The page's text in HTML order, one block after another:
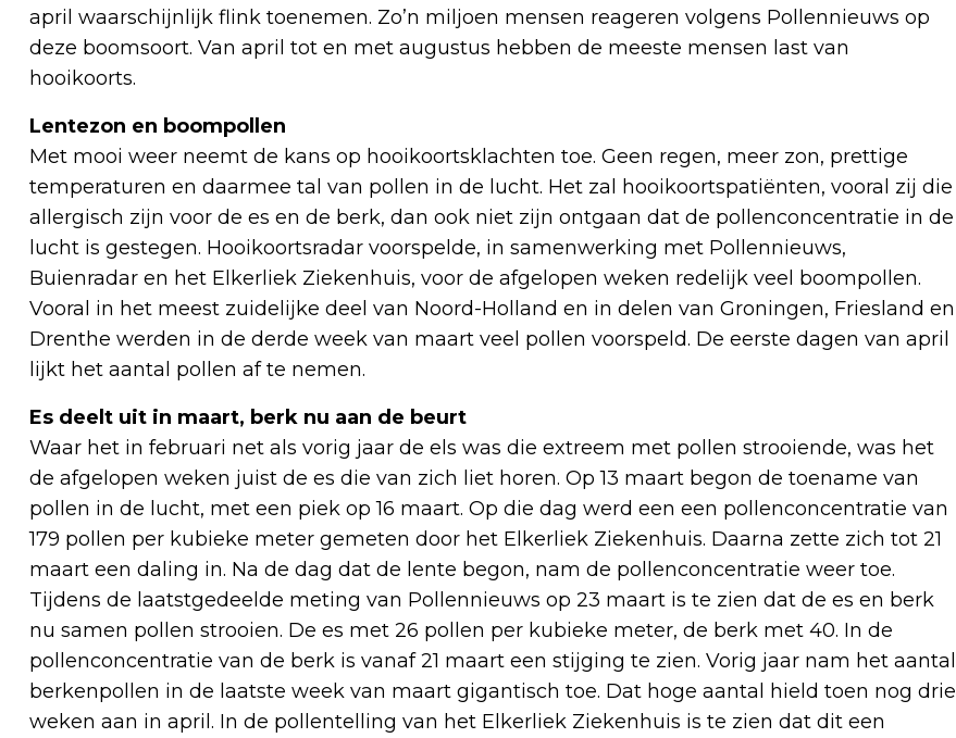
april waarschijnlijk flink toenemen. Zo’n miljoen mensen reageren volgens Pollennieuws op
deze boomsoort. Van april tot en met augustus hebben de meeste mensen last van
hooikoorts.
Lentezon en boompollen
Met mooi weer neemt de kans op hooikoortsklachten toe. Geen regen, meer zon, prettige
temperaturen en daarmee tal van pollen in de lucht. Het zal hooikoortspatiënten, vooral zij die
allergisch zijn voor de es en de berk, dan ook niet zijn ontgaan dat de pollenconcentratie in de
lucht is gestegen. Hooikoortsradar voorspelde, in samenwerking met Pollennieuws,
Buienradar en het Elkerliek Ziekenhuis, voor de afgelopen weken redelijk veel boompollen.
Vooral in het meest zuidelijke deel van Noord-Holland en in delen van Groningen, Friesland en
Drenthe werden in de derde week van maart veel pollen voorspeld. De eerste dagen van april
lijkt het aantal pollen af te nemen.
Es deelt uit in maart, berk nu aan de beurt
Waar het in februari net als vorig jaar de els was die extreem met pollen strooiende, was het
de afgelopen weken juist de es die van zich liet horen. Op 13 maart begon de toename van
pollen in de lucht, met een piek op 16 maart. Op die dag werd een een pollenconcentratie van
179 pollen per kubieke meter gemeten door het Elkerliek Ziekenhuis. Daarna zette zich tot 21
maart een daling in. Na de dag dat de lente begon, nam de pollenconcentratie weer toe.
Tijdens de laatstgedeelde meting van Pollennieuws op 23 maart is te zien dat de es en berk
nu samen pollen strooien. De es met 26 pollen per kubieke meter, de berk met 40. In de
pollenconcentratie van de berk is vanaf 21 maart een stijging te zien. Vorig jaar nam het aantal
berkenpollen in de laatste week van maart gigantisch toe. Dat hoge aantal hield toen nog drie
weken aan in april. In de pollentelling van het Elkerliek Ziekenhuis is te zien dat dit een